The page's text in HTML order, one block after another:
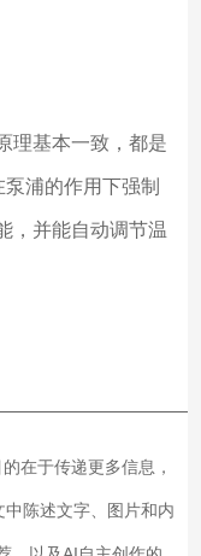
理基本一致，都是
浦的作用下强制
，并能自动调节温
在于传递更多信息，
陈述文字、图片和内